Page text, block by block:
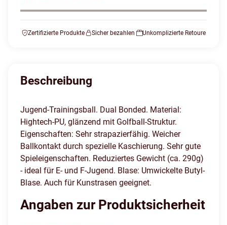
Zertifizierte Produkte Sicher bezahlen Unkomplizierte Retoure
Beschreibung
Jugend-Trainingsball. Dual Bonded. Material:
Hightech-PU, glänzend mit Golfball-Struktur.
Eigenschaften: Sehr strapazierfähig. Weicher
Ballkontakt durch spezielle Kaschierung. Sehr gute
Spieleigenschaften. Reduziertes Gewicht (ca. 290g)
- ideal für E- und F-Jugend. Blase: Umwickelte Butyl-
Blase. Auch für Kunstrasen geeignet.
Angaben zur Produktsicherheit